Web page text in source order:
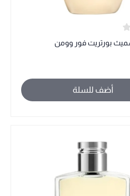
بورتريت فور وومن
أضف للسلة